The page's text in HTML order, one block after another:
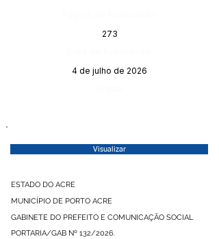
273
4 de julho de 2026
Visualizar
ESTADO DO ACRE
MUNICÍPIO DE PORTO ACRE
GABINETE DO PREFEITO E COMUNICAÇÃO SOCIAL
PORTARIA/GAB Nº 132/2026.